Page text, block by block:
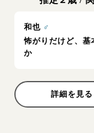
和也 ♂
怖がりだけど、基
か
詳細を見る